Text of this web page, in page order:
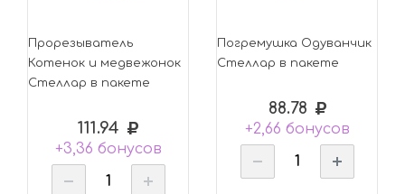
Прорезыватель
Котенок и медвежонок
Стеллар в пакете
111.94
+3,36 бонусов
Погремушка Одуванчик
Стеллар в пакете
88.78
+2,66 бонусов